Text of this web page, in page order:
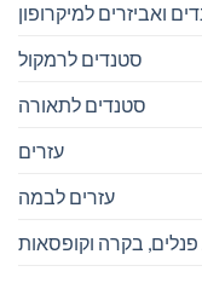
ואביזרים למיקרופון
סטנדים לרמקול
סטנדים לתאורה
עזרים
עזרים לבמה